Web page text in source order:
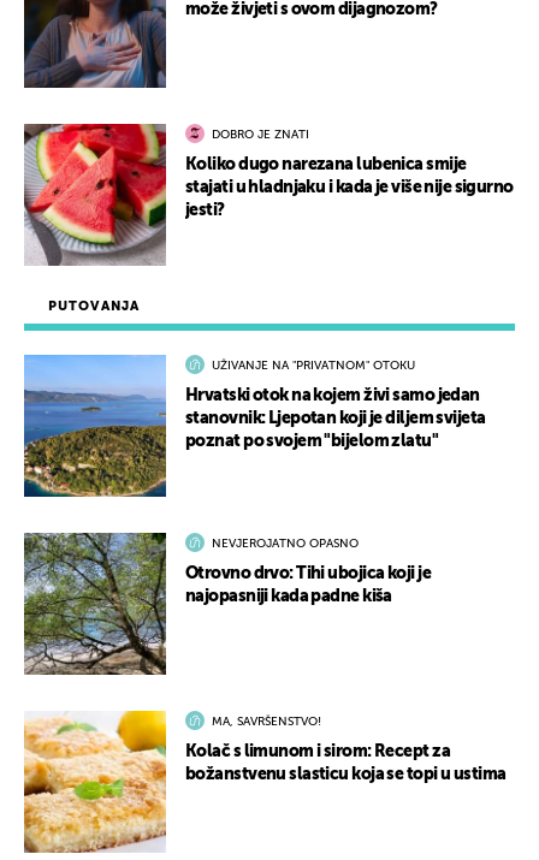
PUTOVANJA
UŽIVANJE NA "PRIVATNOM" OTOKU
Hrvatski otok na kojem živi samo jedan
stanovnik: Ljepotan koji je diljem svijeta
poznat po svojem "bijelom zlatu"
NEVJEROJATNO OPASNO
Otrovno drvo: Tihi ubojica koji je
najopasniji kada padne kiša
MA, SAVRŠENSTVO!
Kolač s limunom i sirom: Recept za
božanstvenu slasticu koja se topi u ustima
može živjeti s ovom dijagnozom?
DOBRO JE ZNATI
Koliko dugo narezana lubenica smije
stajati u hladnjaku i kada je više nije sigurno
jesti?